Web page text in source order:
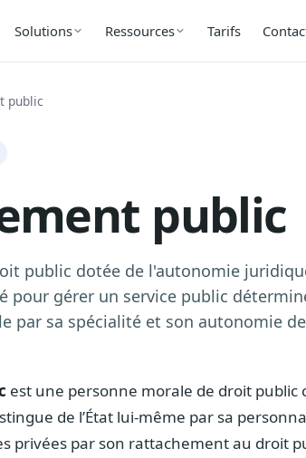
Solutions Ressources Tarifs
public
public
public dotée de l'autonomie
pour gérer un service public
par sa spécialité et son autonomie
est une personne morale de droit public
de l’État lui-même par sa
privées par son rattachement au droit